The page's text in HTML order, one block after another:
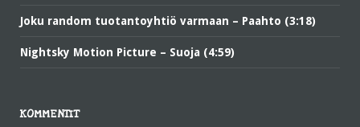
Joku random tuotantoyhtiö varmaan – Paahto (3:18)
Nightsky Motion Picture – Suoja (4:59)
KOMMENTIT